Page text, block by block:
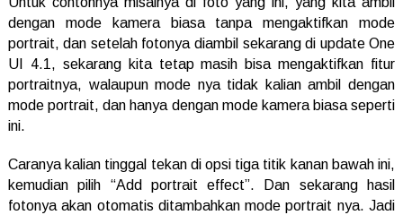
dengan mode kamera biasa tanpa mengaktifkan mode
portrait, dan setelah fotonya diambil sekarang di update One
UI 4.1, sekarang kita tetap masih bisa mengaktifkan fitur
portraitnya, walaupun mode nya tidak kalian ambil dengan
mode portrait, dan hanya dengan mode kamera biasa seperti
ini.
Caranya kalian tinggal tekan di opsi tiga titik kanan bawah ini,
kemudian pilih “Add portrait effect”. Dan sekarang hasil
fotonya akan otomatis ditambahkan mode portrait nya. Jadi